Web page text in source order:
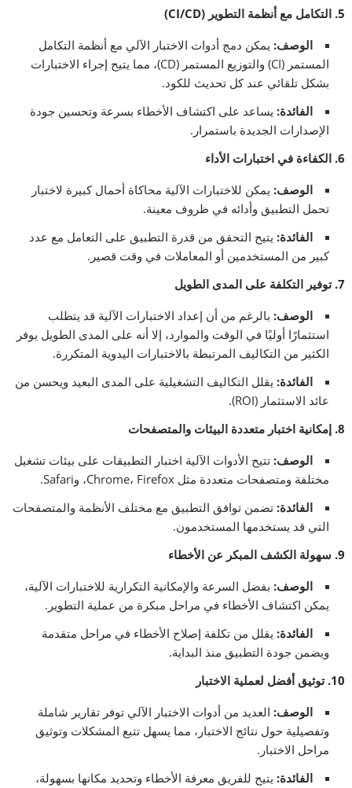
5. التكامل مع أنظمة التطوير (CI/CD)
الوصف: يمكن دمج أدوات الاختبار الآلي مع أنظمة التكامل
المستمر (CI) والتوزيع المستمر (CD)، مما يتيح إجراء الاختبارات
بشكل تلقائي عند كل تحديث للكود.
الفائدة: يساعد على اكتشاف الأخطاء بسرعة وتحسين جودة
الإصدارات الجديدة باستمرار.
6. الكفاءة في اختبارات الأداء
الوصف: يمكن للاختبارات الآلية محاكاة أحمال كبيرة لاختبار
تحمل التطبيق وأدائه في ظروف معينة.
الفائدة: يتيح التحقق من قدرة التطبيق على التعامل مع عدد
كبير من المستخدمين أو المعاملات في وقت قصير.
7. توفير التكلفة على المدى الطويل
الوصف: بالرغم من أن إعداد الاختبارات الآلية قد يتطلب
استثمارًا أوليًا في الوقت والموارد، إلا أنه على المدى الطويل يوفر
الكثير من التكاليف المرتبطة بالاختبارات اليدوية المتكررة.
الفائدة: يقلل التكاليف التشغيلية على المدى البعيد ويحسن من
عائد الاستثمار (ROI).
8. إمكانية اختبار متعددة البيئات والمتصفحات
الوصف: تتيح الأدوات الآلية اختبار التطبيقات على بيئات تشغيل
مختلفة ومتصفحات متعددة مثل Chrome، Firefox، وSafari.
الفائدة: تضمن توافق التطبيق مع مختلف الأنظمة والمتصفحات
التي قد يستخدمها المستخدمون.
9. سهولة الكشف المبكر عن الأخطاء
الوصف: بفضل السرعة والإمكانية التكرارية للاختبارات الآلية،
يمكن اكتشاف الأخطاء في مراحل مبكرة من عملية التطوير.
الفائدة: يقلل من تكلفة إصلاح الأخطاء في مراحل متقدمة
ويضمن جودة التطبيق منذ البداية.
10. توثيق أفضل لعملية الاختبار
الوصف: العديد من أدوات الاختبار الآلي توفر تقارير شاملة
وتفصيلية حول نتائج الاختبار، مما يسهل تتبع المشكلات وتوثيق
مراحل الاختبار.
الفائدة: يتيح للفريق معرفة الأخطاء وتحديد مكانها بسهولة،